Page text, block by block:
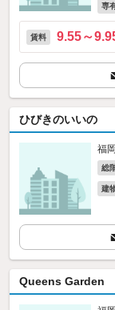
専
賃料 9.55～
ひびきのいいの
福
総
建
Queens Garden